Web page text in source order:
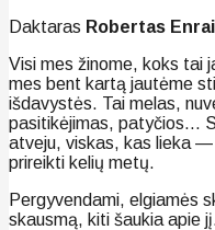
Daktaras Robertas
Visi mes žinome, koks tai
mes bent kartą jautėme
išdavystės. Tai melas,
pasitikėjimas, patyčios…
atveju, viskas, kas lieka
prireikti kelių metų.
Pergyvendami, elgiamės
skausmą, kiti šaukia apie